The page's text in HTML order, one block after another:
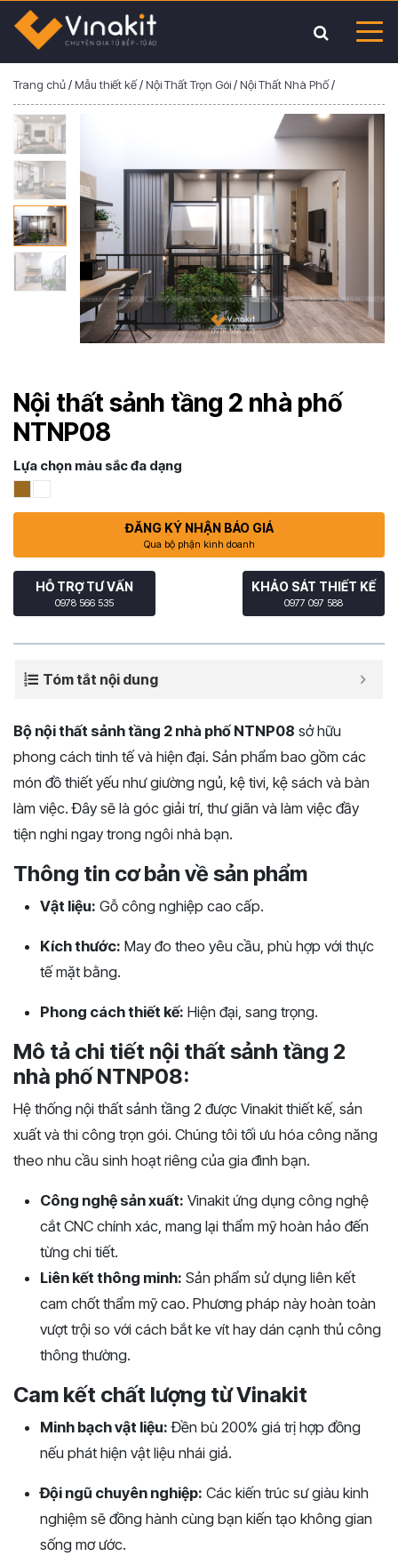
Trang chủ/Mẫu thiết kế/Nội Thất Trọn Gói/Nội Thất Nhà Phố/
Nội thất sảnh tầng 2 nhà phố
NTNP08
Lựa chọn màu sắc đa dạng
ĐĂNG KÝ NHẬN BÁO GIÁ
Qua bộ phận kinh doanh
HỖ TRỢ TƯ VẤN
0978 566 535
KHẢO SÁT THIẾT KẾ
0977 097 588
Tóm tắt nội dung
Bộ nội thất sảnh tầng 2 nhà phố NTNP08 sở hữu
phong cách tinh tế và hiện đại. Sản phẩm bao gồm các
món đồ thiết yếu như giường ngủ, kệ tivi, kệ sách và bàn
làm việc. Đây sẽ là góc giải trí, thư giãn và làm việc đầy
tiện nghi ngay trong ngôi nhà bạn.
Thông tin cơ bản về sản phẩm
Vật liệu: Gỗ công nghiệp cao cấp.
Kích thước: May đo theo yêu cầu, phù hợp với thực
tế mặt bằng.
Phong cách thiết kế: Hiện đại, sang trọng.
Mô tả chi tiết nội thất sảnh tầng 2
nhà phố NTNP08:
Hệ thống nội thất sảnh tầng 2 được Vinakit thiết kế, sản
xuất và thi công trọn gói. Chúng tôi tối ưu hóa công năng
theo nhu cầu sinh hoạt riêng của gia đình bạn.
Công nghệ sản xuất: Vinakit ứng dụng công nghệ
cắt CNC chính xác, mang lại thẩm mỹ hoàn hảo đến
từng chi tiết.
Liên kết thông minh: Sản phẩm sử dụng liên kết
cam chốt thẩm mỹ cao. Phương pháp này hoàn toàn
vượt trội so với cách bắt ke vít hay dán cạnh thủ công
thông thường.
Cam kết chất lượng từ Vinakit
Minh bạch vật liệu: Đền bù 200% giá trị hợp đồng
nếu phát hiện vật liệu nhái giả.
Đội ngũ chuyên nghiệp: Các kiến trúc sư giàu kinh
nghiệm sẽ đồng hành cùng bạn kiến tạo không gian
sống mơ ước.